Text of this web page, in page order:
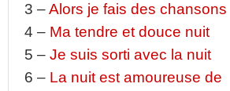
3 –Alors je fais des chansons
4 – Ma tendre et douce nuit
5 – Je suis sorti avec la nuit
6 – La nuit est amoureuse de